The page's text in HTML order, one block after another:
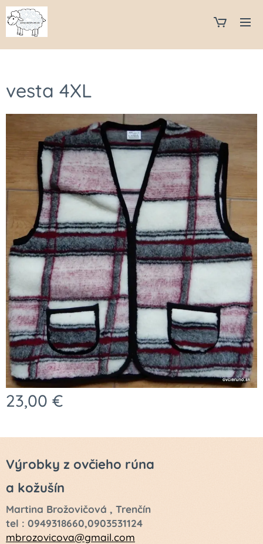
vesta 4XL
23,00 €
Výrobky z ovčieho rúna
a kožušín
Martina Brožovičová , Trenčín
tel : 0949318660,0903531124
mbrozovicova@gmail.com